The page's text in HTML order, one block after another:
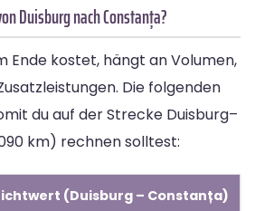
Duisburg nach Constanța?
Ende kostet, hängt an Volumen,
Die folgenden
du auf der Strecke Duisburg–
km) rechnen solltest:
(Duisburg – Constanța)